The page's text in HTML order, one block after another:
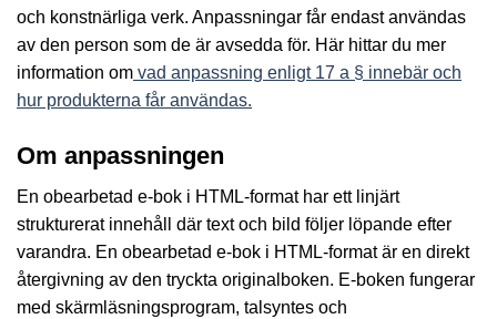
och konstnärliga verk. Anpassningar får endast användas
av den person som de är avsedda för. Här hittar du mer
information om vad anpassning enligt 17 a § innebär och
hur produkterna får användas.
Om anpassningen
En obearbetad e-bok i HTML-format har ett linjärt
strukturerat innehåll där text och bild följer löpande efter
varandra. En obearbetad e-bok i HTML-format är en direkt
återgivning av den tryckta originalboken. E-boken fungerar
med skärmläsningsprogram, talsyntes och